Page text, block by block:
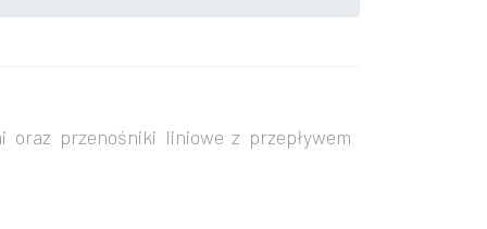
przenośniki liniowe z przepływem